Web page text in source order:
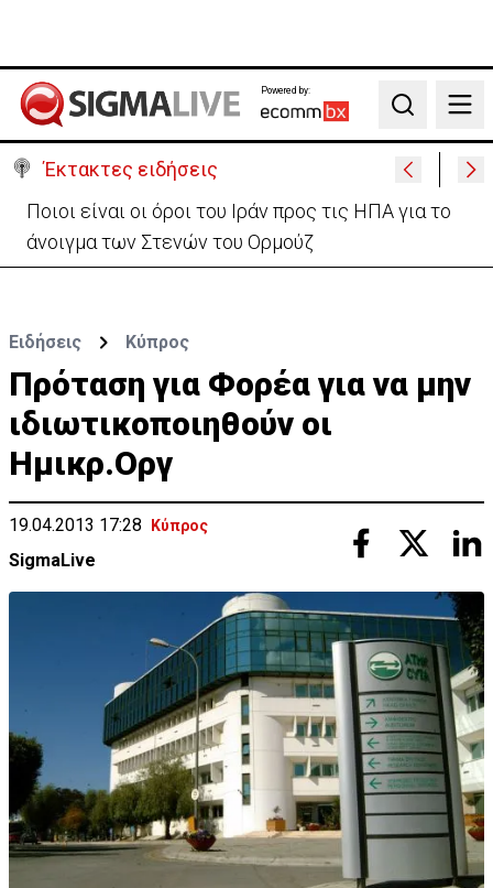
Powered by:
Search
Έκτακτες ειδήσεις
Υψηλές οι θερμοκρασίες με αυξημένη υγρασία
-«Στα παράλια είναι δύσκολα»
Ειδήσεις Κύπρος
Πρόταση για Φορέα για να μην
ιδιωτικοποιηθούν οι
Ημικρ.Οργ
19.04.2013 17:28 Κύπρος
SigmaLive